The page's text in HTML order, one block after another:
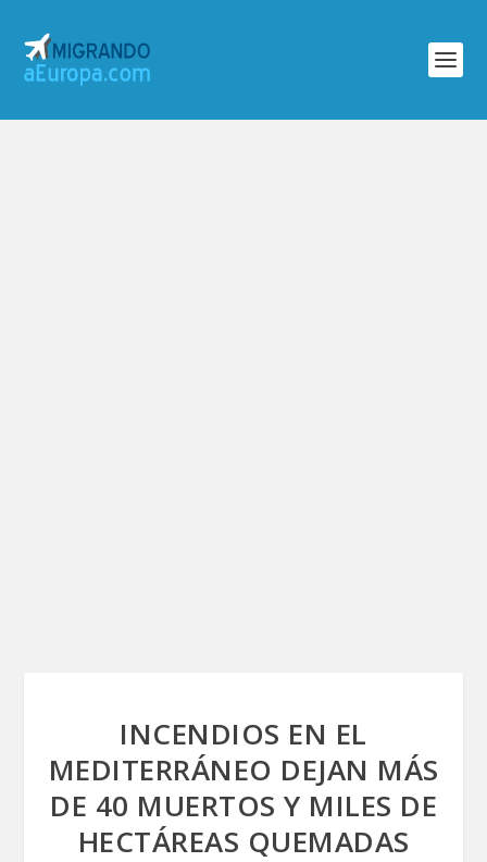
INCENDIOS EN EL
MEDITERRÁNEO DEJAN MÁS
DE 40 MUERTOS Y MILES DE
HECTÁREAS QUEMADAS